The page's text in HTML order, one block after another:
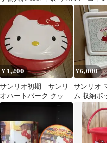
リオ 平成レトロ 日本
メロ 2点
¥ 1,200
サンリオ初期 サンリ
オハートパーク クッキ
ー缶 ロング 1997 レ
¥6,000
サンリオ
ム 収納ボ
ット レ
製 当時物